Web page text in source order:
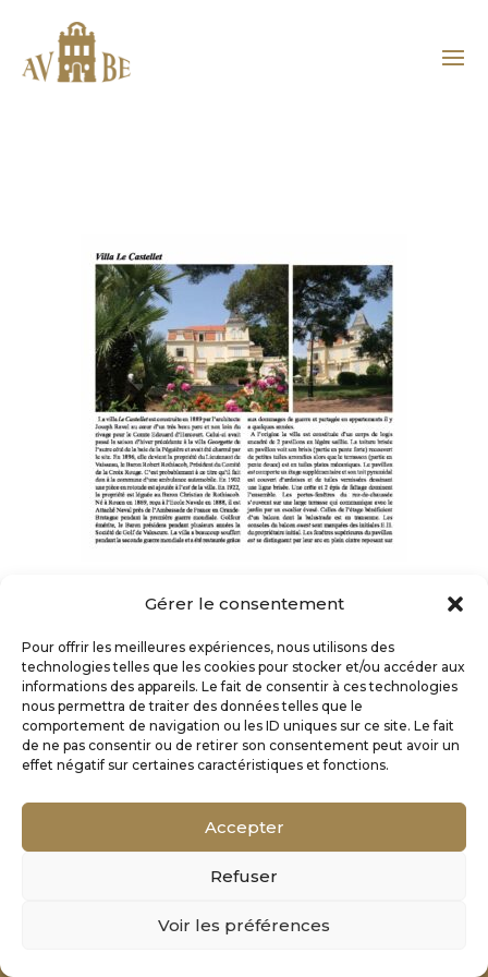
Gérer le consentement
Pour offrir les meilleures expériences, nous utilisons des
technologies telles que les cookies pour stocker et/ou accéder aux
informations des appareils. Le fait de consentir à ces technologies
nous permettra de traiter des données telles que le
comportement de navigation ou les ID uniques sur ce site. Le fait
de ne pas consentir ou de retirer son consentement peut avoir un
effet négatif sur certaines caractéristiques et fonctions.
Accepter
Refuser
Voir les préférences
Mentions Légales